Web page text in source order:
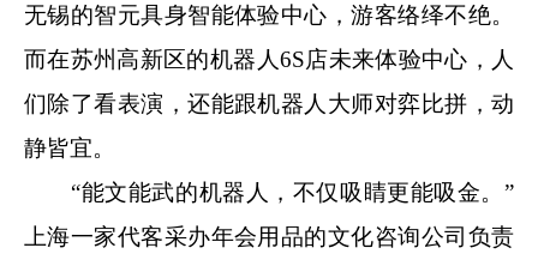
无锡的智元具身智能体验中心，游客络绎不绝。
而在苏州高新区的机器人6S店未来体验中心，人
们除了看表演，还能跟机器人大师对弈比拼，动
静皆宜。
“能文能武的机器人，不仅吸睛更能吸金。”
上海一家代客采办年会用品的文化咨询公司负责